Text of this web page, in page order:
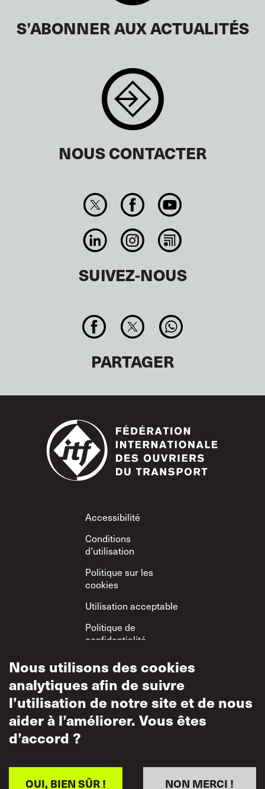
S’ABONNER AUX ACTUALITÉS
NOUS CONTACTER
SUIVEZ-NOUS
PARTAGER
Footer
Accessibilité
Conditions
d’utilisation
Politique sur les
cookies
Utilisation acceptable
Politique de
confidentialité
Politique sur le
respect mutuel
Nous utilisons des cookies
analytiques afin de suivre
l’utilisation de notre site et de nous
aider à l’améliorer. Vous êtes
d’accord ?
NON MERCI !
OUI, BIEN SÛR !